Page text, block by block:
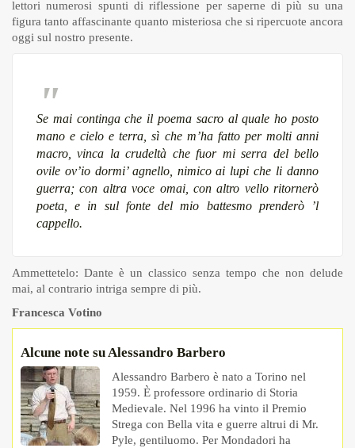
lettori numerosi spunti di riflessione per saperne di più su una
figura tanto affascinante quanto misteriosa che si ripercuote ancora
oggi sul nostro presente.
Se mai continga che il poema sacro al quale ho posto
mano e cielo e terra, sì che m’ha fatto per molti anni
macro, vinca la crudeltà che fuor mi serra del bello
ovile ov’io dormi’ agnello, nimico ai lupi che li danno
guerra; con altra voce omai, con altro vello ritornerò
poeta, e in sul fonte del mio battesmo prenderò ’l
cappello.
Ammettetelo: Dante è un classico senza tempo che non delude
mai, al contrario intriga sempre di più.
Francesca Votino
Alcune note su Alessandro Barbero
Alessandro Barbero è nato a Torino nel
1959. È professore ordinario di Storia
Medievale. Nel 1996 ha vinto il Premio
Strega con Bella vita e guerre altrui di Mr.
Pyle, gentiluomo. Per Mondadori ha